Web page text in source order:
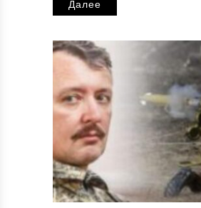
Этот сайт использует Akismet для
Узнайте, как обрабатываются ваши
Далее